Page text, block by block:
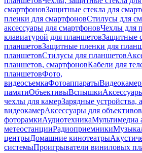
смартфоновЗащитные стекла для
пленки для смартфоновСтилусы для
аксессуары для смартфоновЧехлы для
клавиатурой для планшетовЗащитные
планшетовЗащитные пленки для
планшетовСтилусы для планшетов
планшетов, смартфоновКабели для
планшетовФото,
видеосъемкаФотоаппараты
памятиОбъективыВспышки
чехлы для камерЗарядные устройства,
видеокамерАксессуары для объективов
фоторамкиАудиотехникаМультимедиа
метеостанцииРадиоприемники
центрыДомашние кинотеатры
системыПроигрыватели виниловых